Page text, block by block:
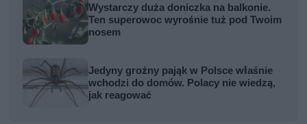
Wystarczy duża doniczka na balkonie.
Ten superowoc wyrośnie tuż pod Twoim
nosem
Jedyny groźny pająk w Polsce właśnie
wchodzi do domów. Polacy nie wiedzą,
jak reagować